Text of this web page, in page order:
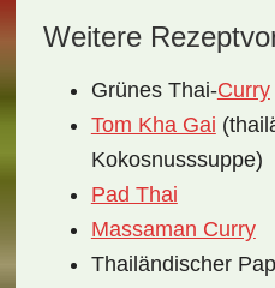
Weitere
Grünes Thai-Curry
Tom Kha Gai
Kokosnusssuppe)
Pad Thai
Massaman Curry
Thailändischer